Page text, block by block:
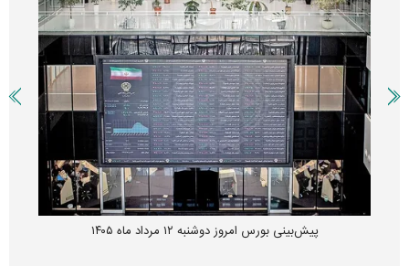
پیش‌بینی بورس امروز دوشنبه ۱۲ مرداد ماه ۱۴۰۵